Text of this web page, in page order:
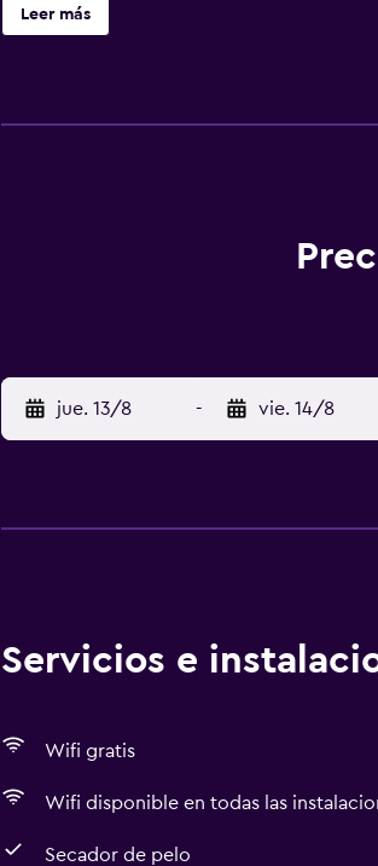
Leer más
jue. 13/8 - vie. 14/8
Servicios e
Wifi gratis
Wifi disponible en todas las
Secador de pelo